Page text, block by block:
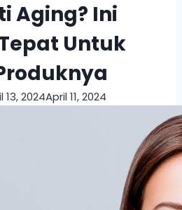
Aging? Ini
Untuk
13, 2024April 11, 2024